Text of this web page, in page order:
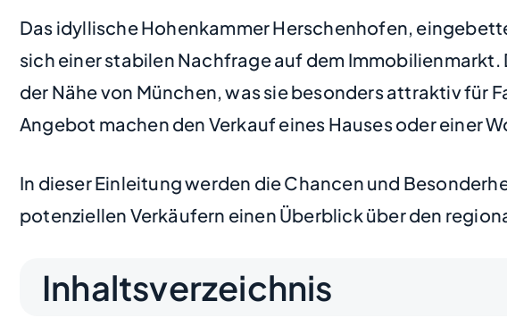
Das idyllische Hohenkammer Herschenhofen,
sich einer stabilen Nachfrage auf dem
der Nähe von München, was sie besonders attraktiv für
Angebot machen den Verkauf eines Hauses oder einer
In dieser Einleitung werden die Chancen und
potenziellen Verkäufern einen Überblick über den
Inhaltsverzeichnis